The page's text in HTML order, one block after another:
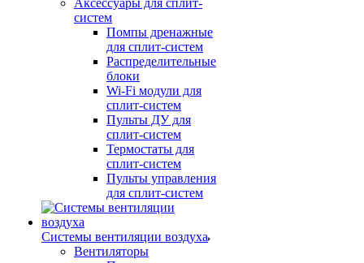
Аксессуары для сплит-
систем
Помпы дренажные
для сплит-систем
Распределительные
блоки
Wi-Fi модули для
сплит-систем
Пульты ДУ для
сплит-систем
Термостаты для
сплит-систем
Пульты управления
для сплит-систем
Системы вентиляции воздуха
Вентиляторы